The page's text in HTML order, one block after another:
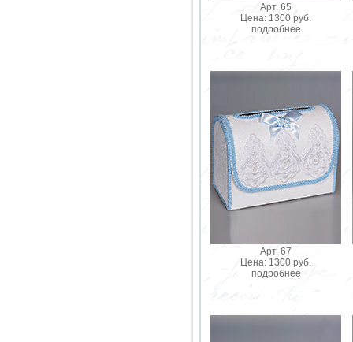
Арт. 65
Цена: 1300 руб.
подробнее
Арт. 67
Цена: 1300 руб.
подробнее